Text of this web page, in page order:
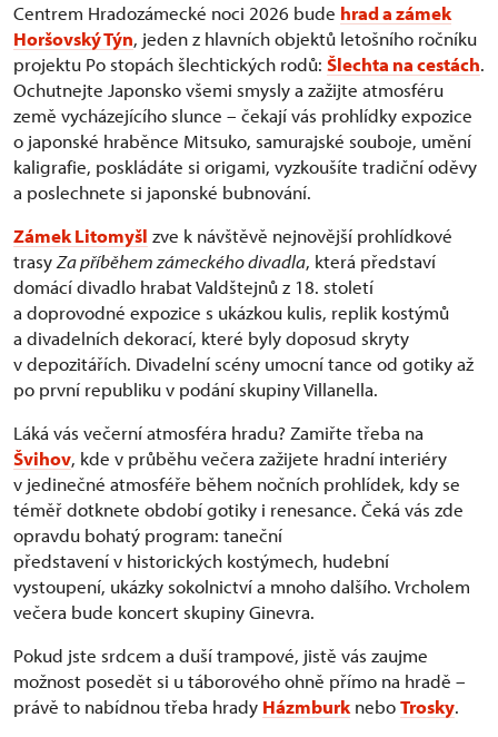
Centrem Hradozámecké noci 2026 bude hrad a zámek
Horšovský Týn, jeden z hlavních objektů letošního ročníku
projektu Po stopách šlechtických rodů: Šlechta na cestách.
Ochutnejte Japonsko všemi smysly a zažijte atmosféru
země vycházejícího slunce – čekají vás prohlídky expozice
o japonské hraběnce Mitsuko, samurajské souboje, umění
kaligrafie, poskládáte si origami, vyzkoušíte tradiční oděvy
a poslechnete si japonské bubnování.
Zámek Litomyšl zve k návštěvě nejnovější prohlídkové
trasyZa příběhem zámeckého divadla, která představí
domácí divadlo hrabat Valdštejnů z 18. století
a doprovodné expozice s ukázkou kulis, replik kostýmů
a divadelních dekorací, které byly doposud skryty
v depozitářích. Divadelní scény umocní tance od gotiky až
po první republiku v podání skupiny Villanella.
Láká vás večerní atmosféra hradu? Zamiřte třeba na
Švihov, kde v průběhu večera zažijete hradní interiéry
v jedinečné atmosféře během nočních prohlídek, kdy se
téměř dotknete období gotiky i renesance. Čeká vás zde
opravdu bohatý program: taneční
představení v historických kostýmech, hudební
vystoupení, ukázky sokolnictví a mnoho dalšího. Vrcholem
večera bude koncert skupiny Ginevra.
Pokud jste srdcem a duší trampové, jistě vás zaujme
možnost posedět si u táborového ohně přímo na hradě –
právě to nabídnou třeba hrady Házmburk neboTrosky.